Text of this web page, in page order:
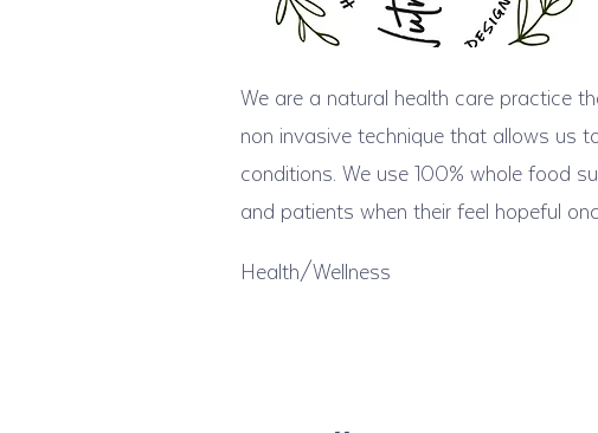
We are a natural health care practice
non invasive technique that allows us
conditions. We use 100% whole food
and patients when their feel hopeful
Health/Wellness